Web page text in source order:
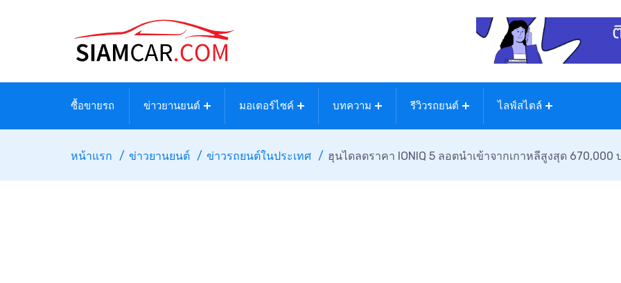
ซื้อขายรถ ข่าวยานยนต์ มอเตอร์ไซค์ บทความ รีวิวรถยนต์ ไลฟ์สไตล์
หน้าแรก ข่าวยานยนต์ ข่าวรถยนต์ในประเทศ ฮุนไดลดราคา IONIQ 5 ลอตนำเข้าจากเกาหลีสูงสุด